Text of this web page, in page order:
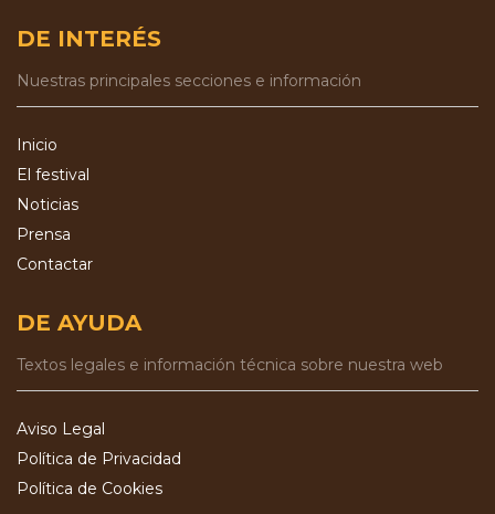
DE INTERÉS
Nuestras principales secciones e información
Inicio
El festival
Noticias
Prensa
Contactar
DE AYUDA
Textos legales e información técnica sobre nuestra web
Aviso Legal
Política de Privacidad
Política de Cookies